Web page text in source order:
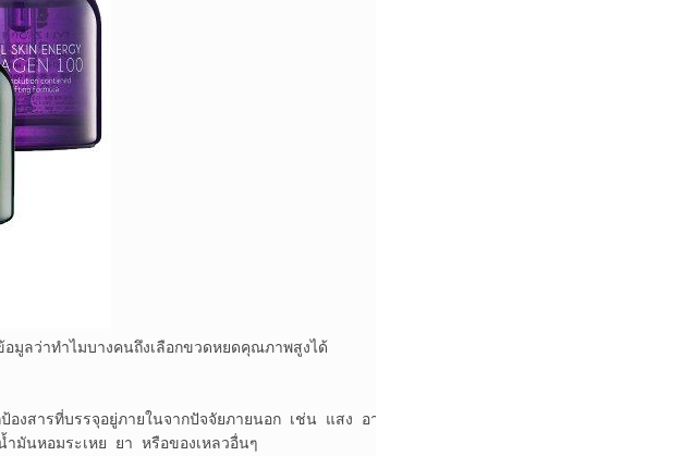
มูลว่าทำไมบางคนถึงเลือกขวดหยดคุณภาพสูงได้
งสารที่บรรจุอยู่ภายในจากปัจจัยภายนอก เช่น แสง อากาศ และสิ่งปนเปื้อน
มันหอมระเหย ยา หรือของเหลวอื่นๆ